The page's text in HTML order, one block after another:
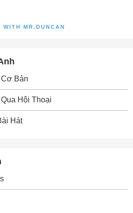
MR.DUNCAN
Cơ Bản
Hội Thoại
Hát